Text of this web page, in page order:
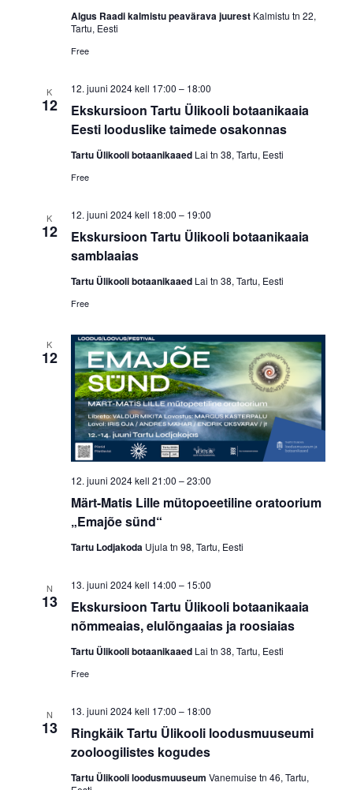
Algus Raadi kalmistu peavärava juurest Kalmistu tn 22,
Tartu, Eesti
Free
K
12
Ekskursioon Tartu Ülikooli botaanikaaia
Eesti looduslike taimede osakonnas
12. juuni 2024 kell 17:00 – 18:00
Tartu Ülikooli botaanikaaed Lai tn 38, Tartu, Eesti
Free
K
12
Ekskursioon Tartu Ülikooli botaanikaaia
samblaaias
12. juuni 2024 kell 18:00 – 19:00
Tartu Ülikooli botaanikaaed Lai tn 38, Tartu, Eesti
Free
K
12
Märt-Matis Lille mütopoeetiline oratoorium
„Emajõe sünd“
12. juuni 2024 kell 21:00 –23:00
Tartu Lodjakoda Ujula tn 98, Tartu, Eesti
N
13
Ekskursioon Tartu Ülikooli botaanikaaia
nõmmeaias, elulõngaaias ja roosiaias
13. juuni 2024 kell 14:00 – 15:00
Tartu Ülikooli botaanikaaed Lai tn 38, Tartu, Eesti
Free
N
13
Ringkäik Tartu Ülikooli loodusmuuseumi
zooloogilistes kogudes
13. juuni 2024 kell 17:00 – 18:00
Tartu Ülikooli loodusmuuseum Vanemuise tn 46, Tartu,